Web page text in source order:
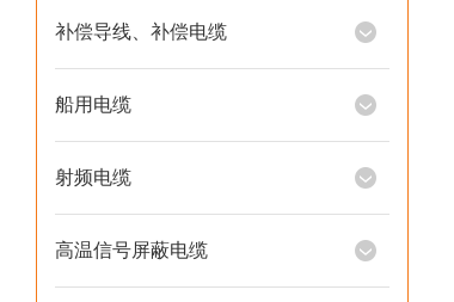
补偿导线、补偿电缆
船用电缆
射频电缆
高温信号屏蔽电缆